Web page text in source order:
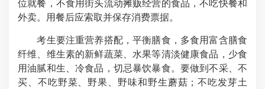
位就餐，不食用街头流动摊贩经营的食品，不吃快餐和
外卖。用餐后应索取并保存消费票据。
考生要注重营养搭配，平衡膳食，多食用富含膳食
纤维、维生素的新鲜蔬菜、水果等清淡健康食品，少食
用油腻和生、冷食品，切忌暴饮暴食。要做到不采、不
买、不吃野菜、野果、野味和野生蘑菇；不吃发芽土